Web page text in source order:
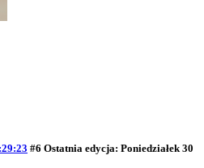
#6 Ostatnia edycja: Poniedziałek 30